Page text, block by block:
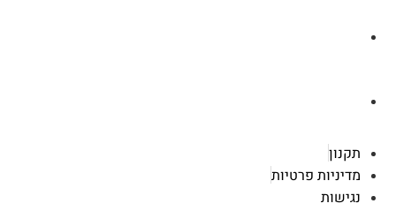
תקנון
מדיניות פרטיות
נגישות